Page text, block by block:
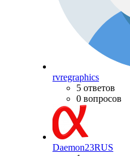
rvregraphics
5 ответов
0 вопросов
Daemon23RUS